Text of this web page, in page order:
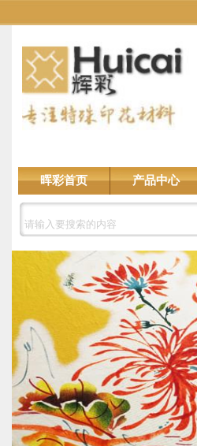
晖彩首页 产品中心